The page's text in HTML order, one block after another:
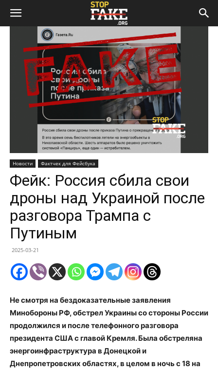
Новости Фактчек для Фейсбука
Фейк: Россия сбила свои
дроны над Украиной после
разговора Трампа с
Путиным
2025-03-21
Не смотря на бездоказательные заявления
Минобороны РФ, обстрел Украины со стороны России
продолжился и после телефонного разговора
президента США с главой Кремля. Была обстреляна
энергоинфраструктура в Донецкой и
Днепропетровских областях, в целом в ночь с 18 на